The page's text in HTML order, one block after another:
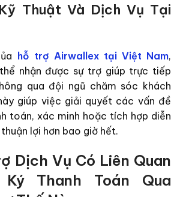
Thuật Và Dịch Vụ Tại
hỗ trợ Airwallex tại Việt Nam,
nhận được sự trợ giúp trực tiếp
qua đội ngũ chăm sóc khách
giúp việc giải quyết các vấn đề
toán, xác minh hoặc tích hợp diễn
lợi hơn bao giờ hết.
Dịch Vụ Có Liên Quan
Thanh Toán Qua